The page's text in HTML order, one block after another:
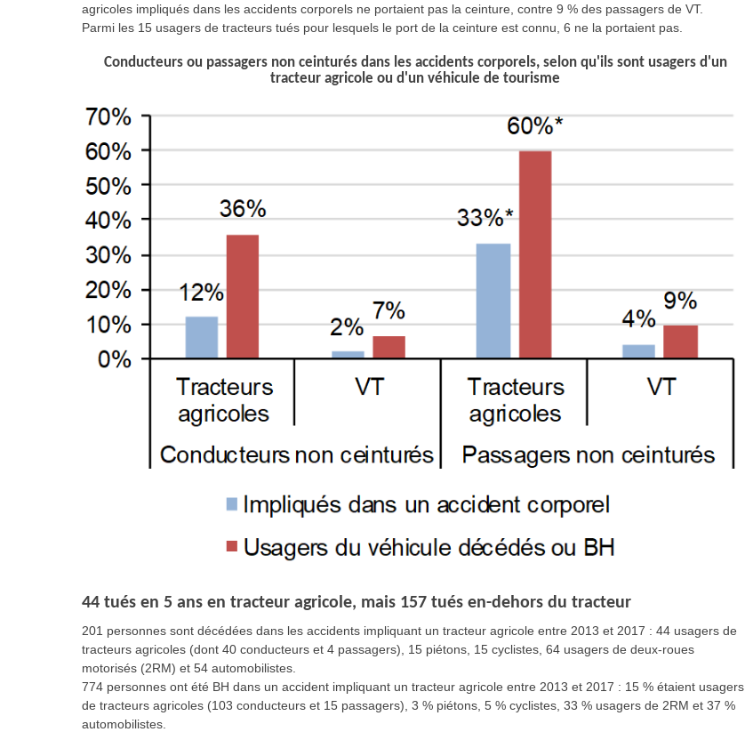
agricoles impliqués dans les accidents corporels ne portaient pas la ceinture, contre 9 % des passagers de VT.
Parmi les 15 usagers de tracteurs tués pour lesquels le port de la ceinture est connu, 6 ne la portaient pas.
Conducteurs ou passagers non ceinturés dans les accidents corporels, selon qu'ils sont usagers d'un
tracteur agricole ou d'un véhicule de tourisme
44 tués en 5 ans en tracteur agricole, mais 157 tués en-dehors du tracteur
201 personnes sont décédées dans les accidents impliquant un tracteur agricole entre 2013 et 2017 : 44 usagers de
tracteurs agricoles (dont 40 conducteurs et 4 passagers), 15 piétons, 15 cyclistes, 64 usagers de deux-roues
motorisés (2RM) et 54 automobilistes.
774 personnes ont été BH dans un accident impliquant un tracteur agricole entre 2013 et 2017 : 15 % étaient usagers
de tracteurs agricoles (103 conducteurs et 15 passagers), 3 % piétons, 5 % cyclistes, 33 % usagers de 2RM et 37 %
automobilistes.